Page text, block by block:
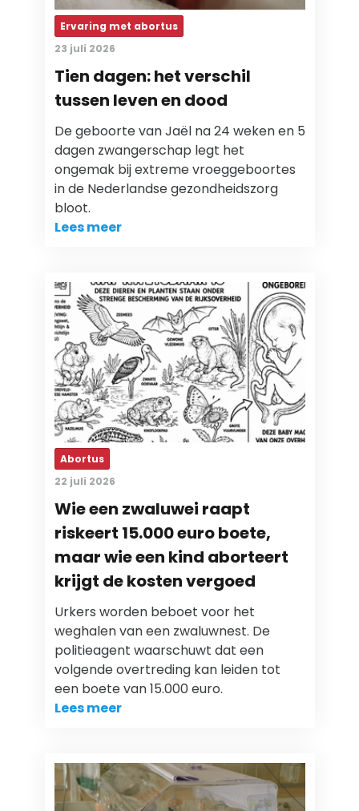
Ervaring met abortus
23 juli 2026
Tien dagen: het verschil
tussen leven en dood
De geboorte van Jaël na 24 weken en 5
dagen zwangerschap legt het
ongemak bij extreme vroeggeboortes
in de Nederlandse gezondheidszorg
bloot.
Lees meer
Abortus
22 juli 2026
Wie een zwaluwei raapt
riskeert 15.000 euro boete,
maar wie een kind aborteert
krijgt de kosten vergoed
Urkers worden beboet voor het
weghalen van een zwaluwnest. De
politieagent waarschuwt dat een
volgende overtreding kan leiden tot
een boete van 15.000 euro.
Lees meer